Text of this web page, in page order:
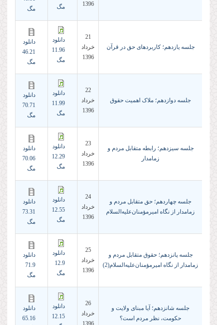
1396
مگ
مگ
جلسه یازدهم؛ کاربردهای حق در قرآن
21
خرداد
1396
دانلود
11.96
مگ
دانلود
46.21
مگ
جلسه دوازدهم؛ ملاک اهمیت حقوق
22
خرداد
1396
دانلود
11.99
مگ
دانلود
70.71
مگ
جلسه سیزدهم؛ رابطه متقابل مردم و
زمامدار
23
خرداد
1396
دانلود
12.29
مگ
دانلود
70.06
مگ
جلسه چهاردهم؛ حق متقابل مردم و
زمامدار از نگاه امیرمؤمنان‌علیه‌السلام
24
خرداد
1396
دانلود
12.55
مگ
دانلود
73.31
مگ
جلسه پانزدهم؛ حقوق متقابل مردم و
زمامدار از نگاه امیرمؤمنان‌علیه‌السلام(2)
25
خرداد
1396
دانلود
12.9
مگ
دانلود
71.9
مگ
جلسه شانزدهم؛ آیا مبنای ولایت و
حکومت، نظر مردم است؟
26
خرداد
1396
دانلود
12.15
دانلود
65.16